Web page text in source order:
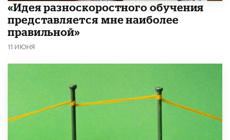
«Идея разноскоростного обучения
представляется мне наиболее
правильной»
11 ИЮНЯ